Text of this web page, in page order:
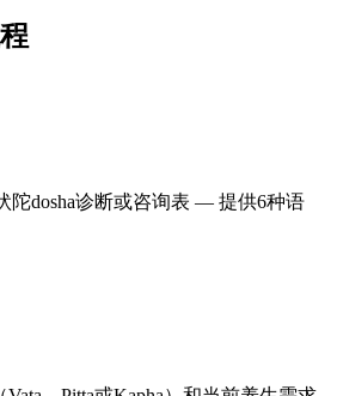
陀dosha诊断或咨询表 — 提供6种语